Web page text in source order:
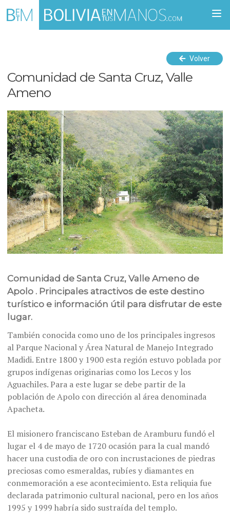
Volver
Comunidad de Santa Cruz, Valle
Ameno
Comunidad de Santa Cruz, Valle Ameno de
Apolo . Principales atractivos de este destino
turístico e información útil para disfrutar de este
lugar.
También conocida como uno de los principales ingresos
al Parque Nacional y Área Natural de Manejo Integrado
Madidi. Entre 1800 y 1900 esta región estuvo poblada por
grupos indígenas originarias como los Lecos y los
Aguachiles. Para a este lugar se debe partir de la
población de Apolo con dirección al área denominada
Apacheta.
El misionero franciscano Esteban de Aramburu fundó el
lugar el 4 de mayo de 1720 ocasión para la cual mandó
hacer una custodia de oro con incrustaciones de piedras
preciosas como esmeraldas, rubíes y diamantes en
conmemoración a ese acontecimiento. Esta reliquia fue
declarada patrimonio cultural nacional, pero en los años
1995 y 1999 habría sido sustraída del templo.